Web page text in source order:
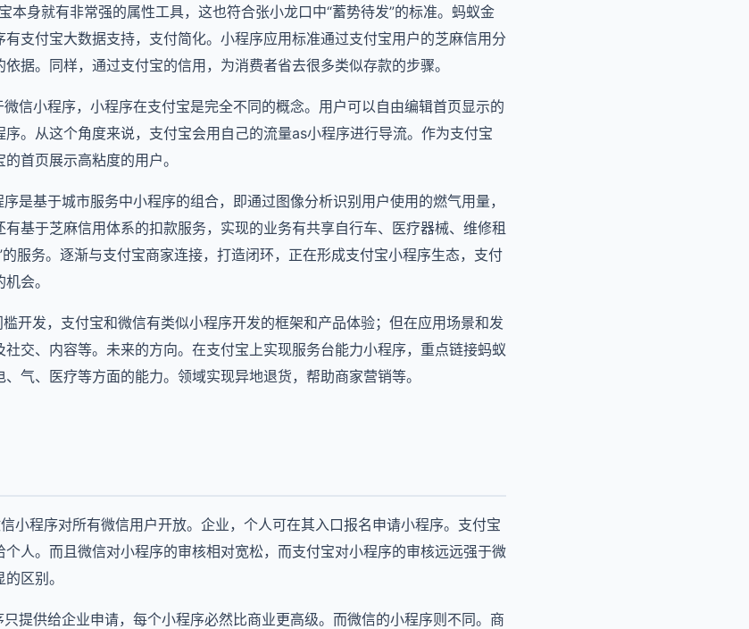
本身就有非常强的属性工具，这也符合张小龙口中“蓄势待发”的标准。蚂蚁金
支付宝大数据支持，支付简化。小程序应用标准通过支付宝用户的芝麻信用分
据。同样，通过支付宝的信用，为消费者省去很多类似存款的步骤。
信小程序，小程序在支付宝是完全不同的概念。用户可以自由编辑首页显示的
。从这个角度来说，支付宝会用自己的流量as小程序进行导流。作为支付宝
首页展示高粘度的用户。
是基于城市服务中小程序的组合，即通过图像分析识别用户使用的燃气用量，
基于芝麻信用体系的扣款服务，实现的业务有共享自行车、医疗器械、维修租
服务。逐渐与支付宝商家连接，打造闭环，正在形成支付宝小程序生态，支付
会。
开发，支付宝和微信有类似小程序开发的框架和产品体验；但在应用场景和发
交、内容等。未来的方向。在支付宝上实现服务台能力小程序，重点链接蚂蚁
气、医疗等方面的能力。领域实现异地退货，帮助商家营销等。
小程序对所有微信用户开放。企业，个人可在其入口报名申请小程序。支付宝
人。而且微信对小程序的审核相对宽松，而支付宝对小程序的审核远远强于微
区别。
提供给企业申请，每个小程序必然比商业更高级。而微信的小程序则不同。商